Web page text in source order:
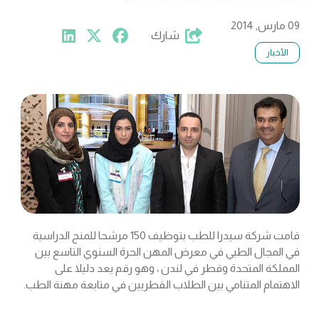
09 مارس, 2014
الأخبار
شارك
قامت شركة سيدرا للطب بتوظيف 150 مرشحا للمنح الدراسية
في المجال الطبي في معرض المهن الحرة السنوي التاسع بين
المملكة المتحدة وقطر في لندن ، وهو رقم يعد دليلا على
الاهتمام المتنامي بين الطلاب القطريين في متابعة مهنة الطب.